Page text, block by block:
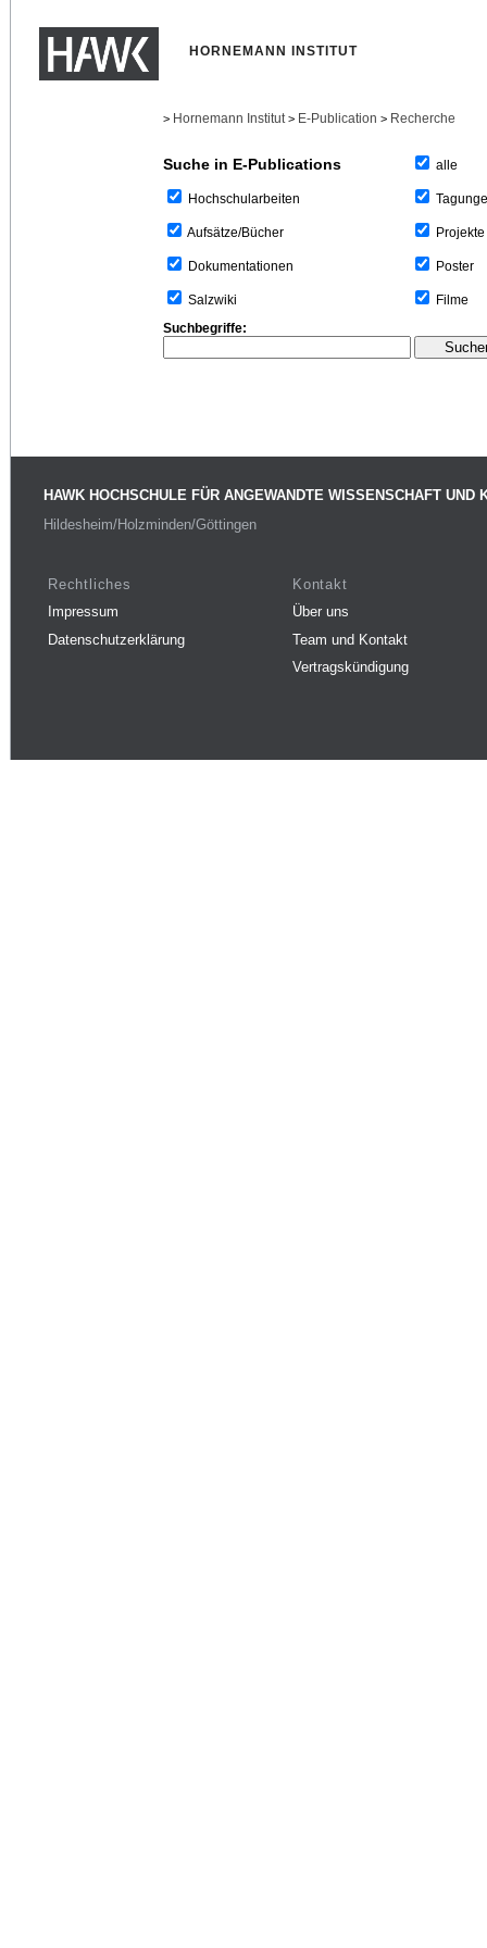
HORNEMANN INSTITUT
> Hornemann Institut > E-Publication > Recherche
Suche in E-Publications
Hochschularbeiten
Aufsätze/Bücher
Dokumentationen
Salzwiki
alle
Projekte
Poster
Filme
Suchbegriffe:
HAWK HOCHSCHULE FÜR ANGEWANDTE WISSENSCHAFT UND
Hildesheim/Holzminden/Göttingen
Rechtliches
Impressum
Datenschutzerklärung
Kontakt
Über uns
Team und Kontakt
Vertragskündigung